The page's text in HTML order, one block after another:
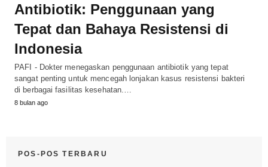
Antibiotik: Penggunaan yang
Tepat dan Bahaya Resistensi di
Indonesia
PAFI - Dokter menegaskan penggunaan antibiotik yang tepat
sangat penting untuk mencegah lonjakan kasus resistensi bakteri
di berbagai fasilitas kesehatan.…
8 bulan ago
POS-POS TERBARU